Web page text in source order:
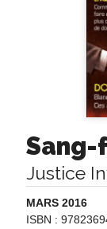
Sang-
Justice
MARS 2016
ISBN :